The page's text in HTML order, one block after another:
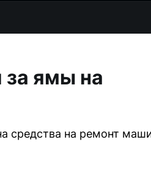
за ямы на
средства на ремонт